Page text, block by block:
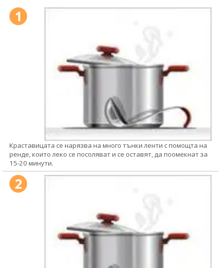
1
Краставицата се нарязва на много тънки ленти с помощта на
ренде, които леко се посоляват и се оставят, да поомекнат за
15-20 минути.
2